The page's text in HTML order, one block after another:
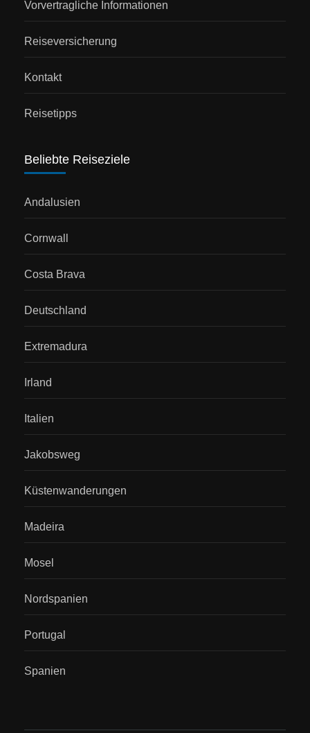
Vorvertragliche Informationen
Reiseversicherung
Kontakt
Reisetipps
Beliebte Reiseziele
Andalusien
Cornwall
Costa Brava
Deutschland
Extremadura
Irland
Italien
Jakobsweg
Küstenwanderungen
Madeira
Mosel
Nordspanien
Portugal
Spanien